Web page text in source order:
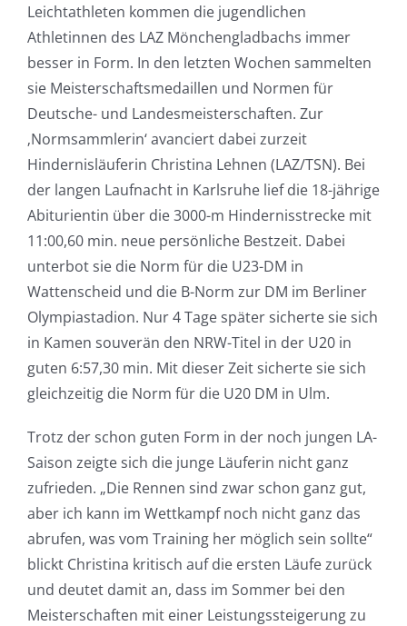
Leichtathleten kommen die jugendlichen
Athletinnen des LAZ Mönchengladbachs immer
besser in Form. In den letzten Wochen sammelten
sie Meisterschaftsmedaillen und Normen für
Deutsche- und Landesmeisterschaften. Zur
‚Normsammlerin‘ avanciert dabei zurzeit
Hindernisläuferin Christina Lehnen (LAZ/TSN). Bei
der langen Laufnacht in Karlsruhe lief die 18-jährige
Abiturientin über die 3000-m Hindernisstrecke mit
11:00,60 min. neue persönliche Bestzeit. Dabei
unterbot sie die Norm für die U23-DM in
Wattenscheid und die B-Norm zur DM im Berliner
Olympiastadion. Nur 4 Tage später sicherte sie sich
in Kamen souverän den NRW-Titel in der U20 in
guten 6:57,30 min. Mit dieser Zeit sicherte sie sich
gleichzeitig die Norm für die U20 DM in Ulm.
Trotz der schon guten Form in der noch jungen LA-
Saison zeigte sich die junge Läuferin nicht ganz
zufrieden. „Die Rennen sind zwar schon ganz gut,
aber ich kann im Wettkampf noch nicht ganz das
abrufen, was vom Training her möglich sein sollte“
blickt Christina kritisch auf die ersten Läufe zurück
und deutet damit an, dass im Sommer bei den
Meisterschaften mit einer Leistungssteigerung zu